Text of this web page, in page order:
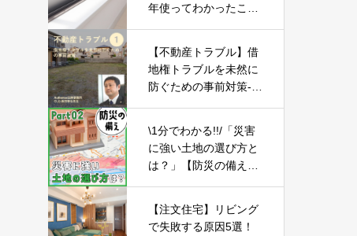
年使ってわかったこ
築マイホーム】
【不動産トラブル】借
地権トラブルを未然に
防ぐための事前対策-P
\1分でわかる!!/「災害
に強い土地の選び方と
は？」【防災の備え
【注文住宅】リビング
で失敗する原因5選！